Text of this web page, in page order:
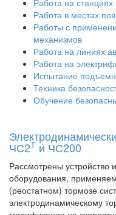
Работа на станциях
Работа в местах
Работы с
механизмов
Работа на линиях
Работа на
Испытание
Техника
Обучение
ЧС2Т и ЧС200
Рассмотрены устройство
оборудования,
(реостатном) тормозе
электродинамическому